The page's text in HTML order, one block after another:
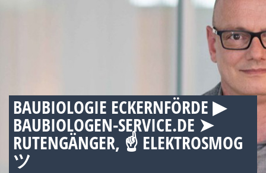
BAUBIOLOGIE ECKERNFÖRDE ▶︎
BAUBIOLOGEN-SERVICE.DE ➤
RUTENGÄNGER, ☝ ELEKTROSMOG
ツ